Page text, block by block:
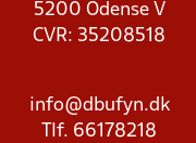
5200 Odense V
CVR: 35208518
info@dbufyn.dk
Tlf. 66178218